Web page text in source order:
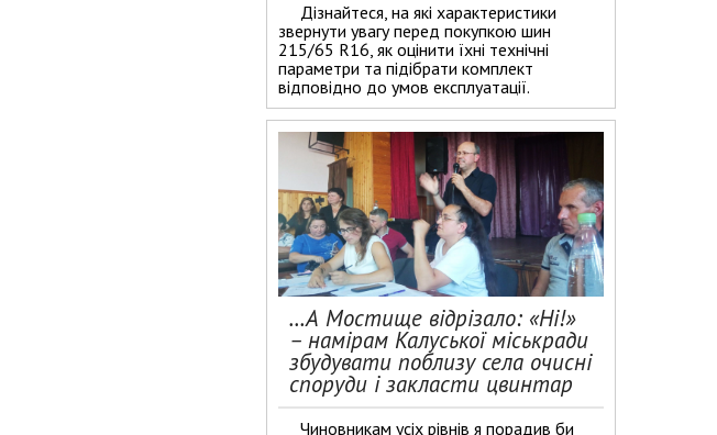
Дізнайтеся, на які характеристики
звернути увагу перед покупкою шин
215/65 R16, як оцінити їхні технічні
параметри та підібрати комплект
відповідно до умов експлуатації.
…А Мостище відрізало: «Ні!»
– намірам Калуської міськради
збудувати поблизу села очисні
споруди і закласти цвинтар
Чиновникам усіх рівнів я порадив би